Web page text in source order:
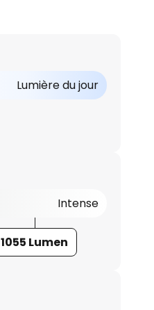
Lumière du jour
Intense
1055 Lumen